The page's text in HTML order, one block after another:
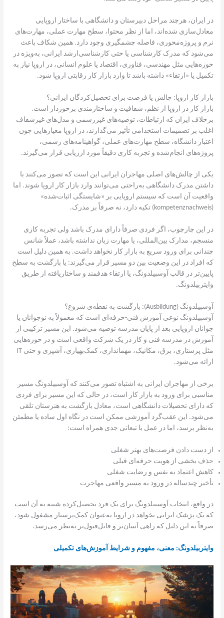
در ایران، هرچند مراحل دبیرستان و دانشگاهی با ساختار اروپایی
معادل‌سازی شده‌اند، اما از نظر محتوا، سطح مهارت عملی، مهارت‌های
نرم و پروژه‌محوری، فاصله چشمگیری وجود دارد. همین شکاف باعث
می‌شود که مدرک کارشناسی یا حتی کارشناسی‌ارشد ایرانی، به‌ویژه در
حوزه‌هایی مثل مهندسی، فناوری، اقتصاد یا علوم انسانی، در اروپا نیاز به
تکمیل یا «ارتقاء» داشته باشد تا وارد بازار کار رقابتی اروپا شود.
بازار کار اروپا: چالش یا فرصت برای تحصیل‌کردگان ایرانی؟
بازار کار در اروپا از نظم، شفافیت و ساختارمندی برخوردار است.
برخلاف ایران که ارتباطات، توصیه‌های غیررسمی و مدل‌های غیرشفاف
اغلب بر تصمیمات استخدامی تأثیر می‌گذارند، در اروپا معیارهایی چون
اعتبار دانشگاه، سطح مهارت‌های عملی، گواهینامه‌های رسمی،
پروژه‌های انجام‌شده و تجربه کاری دقیقاً مورد ارزیابی قرار می‌گیرند.
یکی از چالش‌های اصلی مهاجران ایرانی این است که تصور می‌کنند با
داشتن مدرک دانشگاهی به‌راحتی می‌توانند وارد بازار کار اروپا شوند. اما
واقعیت آن است که سیستم اروپایی بر «شایستگی اثبات‌شده»
(kompetenznachweis) تکیه دارد، نه صرفاً بر مدرک.
در این چارچوب، اگر فردی صرفاً دارای مدرک باشد ولی تجربه کاری
منسجم، مدارک بین‌المللی، یا مهارت زبان نداشته باشد، عملاً شانس
چندانی برای ورود سریع به بازار کار نخواهد داشت. به همین دلیل است
که افراد در این وضعیت بین دو مسیر قرار می‌گیرند: یا بازگشت به سطح
پایین‌تر در قالب آوسبیلدونگ، یا ارتقاء هدفمند و ساختاریافته از طریق
وایتربیلدونگ.
آوسبیلدونگ (Ausbildung): بازگشت به نقطه‌ی شروع؟
آوسبیلدونگ نوعی آموزش فنی-حرفه‌ای است که معمولاً به نوجوانان یا
جوانان اروپایی بعد از پایان مدرسه توصیه می‌شود. این مسیر ترکیبی از
آموزش در مدرسه فنی و کار در یک شرکت واقعی است و در حوزه‌هایی
ارائه می‌شود.
برخی از مهاجران ایرانی به اشتباه تصور می‌کنند که آوسبیلدونگ مسیر
مناسبی برای ورود به بازار کار است، در حالی که این مسیر برای فردی
که دارای تحصیلات دانشگاهی است، معادل بازگشت به هنرستان تلقی
می‌شود. این عقب‌گرد آموزشی ممکن است در نگاه اول ساده یا مطمئن
به‌نظر برسد، اما در عمل با تبعاتی جدی همراه است:
از دست دادن فرصت‌های بهتر شغلی
حذف بخشی از هویت حرفه‌ای قبلی
کاهش اعتماد به نفس و رضایت شغلی
تأخیر چندساله در ورود به مسیر واقعی مهاجرت
در واقع، انتخاب آوسبیلدونگ برای یک فرد تحصیل‌کرده شبیه به آن است
که یک پزشک ایرانی بخواهد در اروپا به‌عنوان کمک‌پرستار مشغول شود،
صرفاً به این دلیل که راهی آسان‌تر و قابل‌قبول‌تر به‌نظر می‌رسد.
وایتربیلدونگ: معنی، مفهوم و شرایط آموزش‌های تکمیلی